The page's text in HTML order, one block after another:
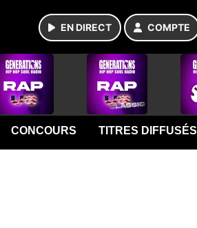
EN DIRECT COMPTE
CONCOURS TITRES DIFFUSÉS